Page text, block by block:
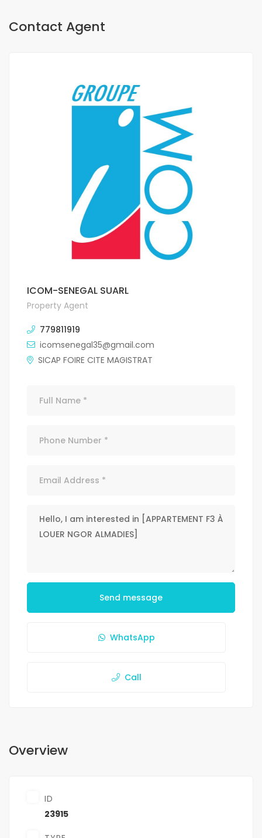
Contact Agent
ICOM-SENEGAL SUARL
Property Agent
779811919
icomsenegal35@gmail.com
SICAP FOIRE CITE MAGISTRAT
Send message
WhatsApp
Call
Overview
ID
23915